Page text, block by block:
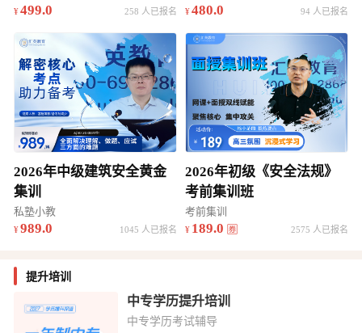
499.0 258 人已报名 480.0 94 人已报名
2026年中级建筑安全黄金
集训
私塾小教
989.0 1045 人已报名
2026年初级《安全法规》
考前集训班
考前集训
189.0 2575 人已报名
提升培训
中专学历提升培训
中专学历考试辅导